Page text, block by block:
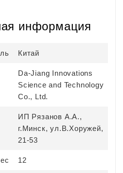
информация
Китай
Da-Jiang Innovations
Science and Technology
Co., Ltd.
ИП Рязанов А.А.,
г.Минск, ул.В.Хоружей,
21-53
12